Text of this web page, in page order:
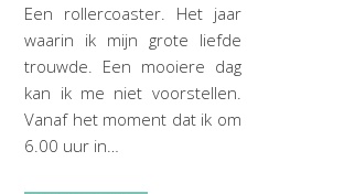
Een rollercoaster. Het jaar
waarin ik mijn grote liefde
trouwde. Een mooiere dag
kan ik me niet voorstellen.
Vanaf het moment dat ik om
6.00 uur in…